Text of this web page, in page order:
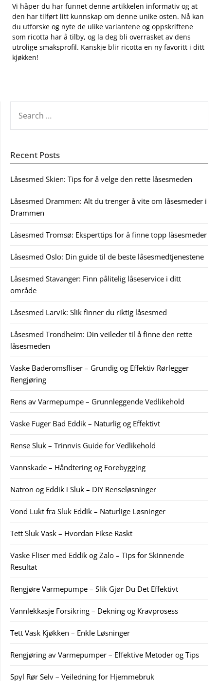
Vi håper du ​har funnet denne artikkelen informativ og at
den har tilført litt kunnskap om denne unike osten. Nå kan
du‌ utforske og nyte de ulike variantene og oppskriftene
som ricotta har å tilby, og la deg bli overrasket av dens
utrolige smaksprofil. ​Kanskje blir ricotta en ny⁢ favoritt‍ i ditt
kjøkken!
FOR:
Recent Posts
Låsesmed Skien: Tips for å velge den rette låsesmeden
Låsesmed Drammen: Alt du trenger å vite om låsesmeder i
Drammen
Låsesmed Tromsø: Eksperttips for å finne topp låsesmeder
Låsesmed Oslo: Din guide til de beste låsesmedtjenestene
Låsesmed Stavanger: Finn pålitelig låseservice i ditt
område
Låsesmed Larvik: Slik finner du riktig låsesmed
Låsesmed Trondheim: Din veileder til å finne den rette
låsesmeden
Vaske Baderomsfliser – Grundig og Effektiv Rørlegger
Rengjøring
Rens av Varmepumpe – Grunnleggende Vedlikehold
Vaske Fuger Bad Eddik – Naturlig og Effektivt
Rense Sluk – Trinnvis Guide for Vedlikehold
Vannskade – Håndtering og Forebygging
Natron og Eddik i Sluk – DIY Renseløsninger
Vond Lukt fra Sluk Eddik – Naturlige Løsninger
Tett Sluk Vask – Hvordan Fikse Raskt
Vaske Fliser med Eddik og Zalo – Tips for Skinnende
Resultat
Rengjøre Varmepumpe – Slik Gjør Du Det Effektivt
Vannlekkasje Forsikring – Dekning og Kravprosess
Tett Vask Kjøkken – Enkle Løsninger
Rengjøring av Varmepumper – Effektive Metoder og Tips
Spyl Rør Selv – Veiledning for Hjemmebruk